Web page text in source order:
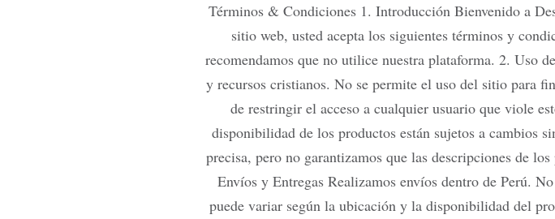
Términos & Condiciones 1. Introducción Bienvenido a
sitio web, usted acepta los siguientes términos y
recomendamos que no utilice nuestra plataforma. 2. Uso
y recursos cristianos. No se permite el uso del sitio para
de restringir el acceso a cualquier usuario que viole
disponibilidad de los productos están sujetos a cambios
precisa, pero no garantizamos que las descripciones de
Envíos y Entregas Realizamos envíos dentro de Perú.
puede variar según la ubicación y la disponibilidad del